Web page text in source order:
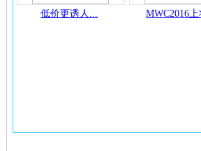
低价更诱人... MWC2016